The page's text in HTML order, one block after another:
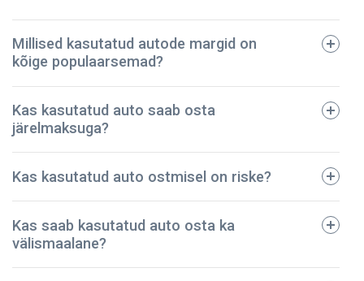
tehniline pass;
registreerimistalong;
kindlustuspoliis;
sõidukimaksu korrektset tasumist kinnitavad
dokumendid.
Millised kasutatud autode margid on
kõige populaarsemad?
BMW
Audi
Mazda
Volkswagen
Kas kasutatud auto saab osta
järelmaksuga?
Kas kasutatud auto ostmisel on riske?
Meie ettevõte on pidanud vastu – oleme müünud
Kas saab kasutatud auto osta ka
välismaalane?